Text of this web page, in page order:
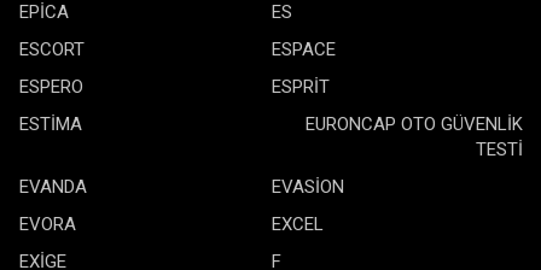
EPİCA
ES
ESCORT
ESPACE
ESPERO
ESPRİT
ESTİMA
EURONCAP OTO GÜVENLİK
TESTİ
EVANDA
EVASİON
EVORA
EXCEL
EXİGE
F